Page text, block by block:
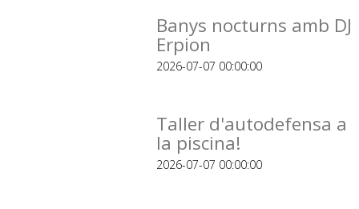
Banys nocturns amb DJ
Erpion
2026-07-07 00:00:00
Taller d'autodefensa a
la piscina!
2026-07-07 00:00:00